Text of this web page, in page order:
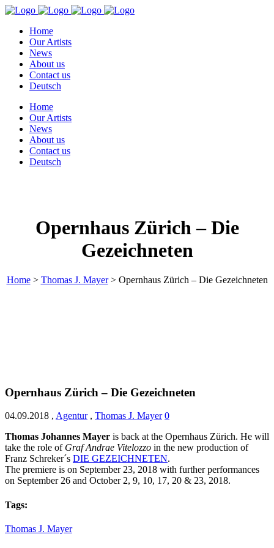
Home
Our Artists
News
About us
Contact us
Deutsch
Home
Our Artists
News
About us
Contact us
Deutsch
Opernhaus Zürich – Die
Gezeichneten
Home> Thomas J. Mayer > Opernhaus Zürich – Die Gezeichneten
Opernhaus Zürich – Die Gezeichneten
04.09.2018 , Agentur , Thomas J. Mayer 0
Thomas Johannes Mayer is back at the Opernhaus Zürich. He will
take the role of Graf Andrae Vitelozzo in the new production of
Franz Schreker´s DIE GEZEICHNETEN.
The premiere is on September 23, 2018 with further performances
on September 26 and October 2, 9, 10, 17, 20 & 23, 2018.
Tags:
Thomas J. Mayer